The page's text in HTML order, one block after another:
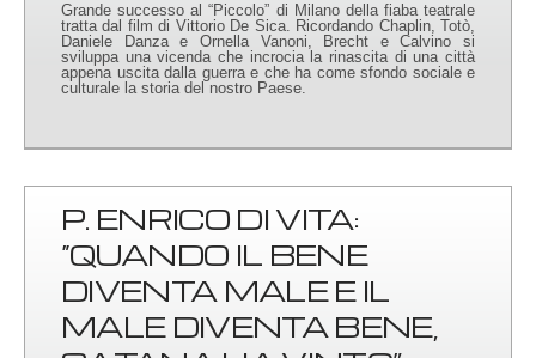
Grande successo al “Piccolo” di Milano della fiaba teatrale
tratta dal film di Vittorio De Sica. Ricordando Chaplin, Totò,
Daniele Danza e Ornella Vanoni, Brecht e Calvino si
sviluppa una vicenda che incrocia la rinascita di una città
appena uscita dalla guerra e che ha come sfondo sociale e
culturale la storia del nostro Paese.
P. ENRICO DI VITA:
“QUANDO IL BENE
DIVENTA MALE E IL
MALE DIVENTA BENE,